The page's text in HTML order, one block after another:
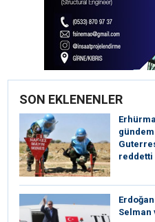
SON EKLENENLER
reddetti
Selman